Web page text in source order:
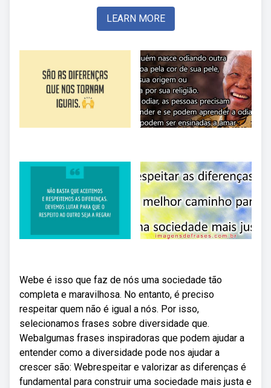
LEARN MORE
Webe é isso que faz de nós uma sociedade tão
completa e maravilhosa. No entanto, é preciso
respeitar quem não é igual a nós. Por isso,
selecionamos frases sobre diversidade que.
Webalgumas frases inspiradoras que podem ajudar a
entender como a diversidade pode nos ajudar a
crescer são: Webrespeitar e valorizar as diferenças é
fundamental para construir uma sociedade mais justa e